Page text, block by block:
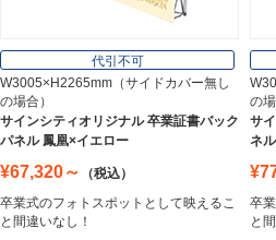
代引不可
W3005×H2265mm（サイドカバー無し
の場合）
サインシティオリジナル 卒業証書バック
パネル 鳳凰×イエロー
¥67,320～
（税込）
卒業式のフォトスポットとして映えるこ
と間違いなし！
の場
サ
ネル
卒
と